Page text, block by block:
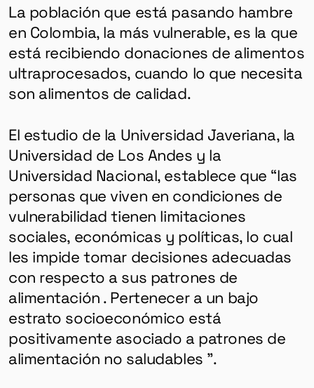
La población que está pasando hambre
en Colombia, la más vulnerable, es la que
está recibiendo donaciones de alimentos
ultraprocesados, cuando lo que necesita
son alimentos de calidad.
El estudio de la Universidad Javeriana, la
Universidad de Los Andes y la
Universidad Nacional, establece que “las
personas que viven en condiciones de
vulnerabilidad tienen limitaciones
sociales, económicas y políticas, lo cual
les impide tomar decisiones adecuadas
con respecto a sus patrones de
alimentación . Pertenecer a un bajo
estrato socioeconómico está
positivamente asociado a patrones de
alimentación no saludables ”.